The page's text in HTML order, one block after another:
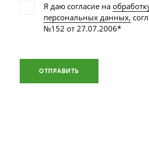
Я даю согласие на
персональных данных,
№152 от 27.07.2006*
ОТПРАВИТЬ